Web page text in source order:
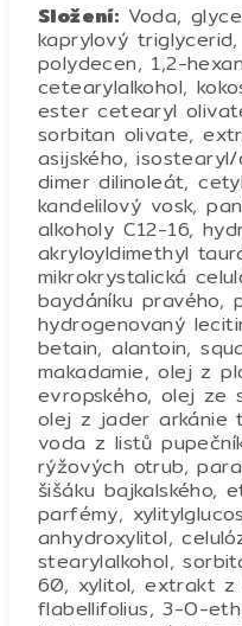
Složení: Voda,
kaprylový
polydecen, 1,2-
cetearylalkohol,
ester cetearyl
sorbitan olivate,
asijského,
dimer dilinoleát,
kandelilový vosk,
alkoholy C12-16,
akryloyldimethyl
mikrokrystalická
baydáníku pravého,
hydrogenovaný
betain, alantoin,
makadamie, olej z
evropského, olej ze
olej z jader arkánie
voda z listů
rýžových otrub,
šišáku bajkalského,
parfémy,
anhydroxylitol,
stearylalkohol,
60, xylitol, extrakt z
flabellifolius, 3-O-